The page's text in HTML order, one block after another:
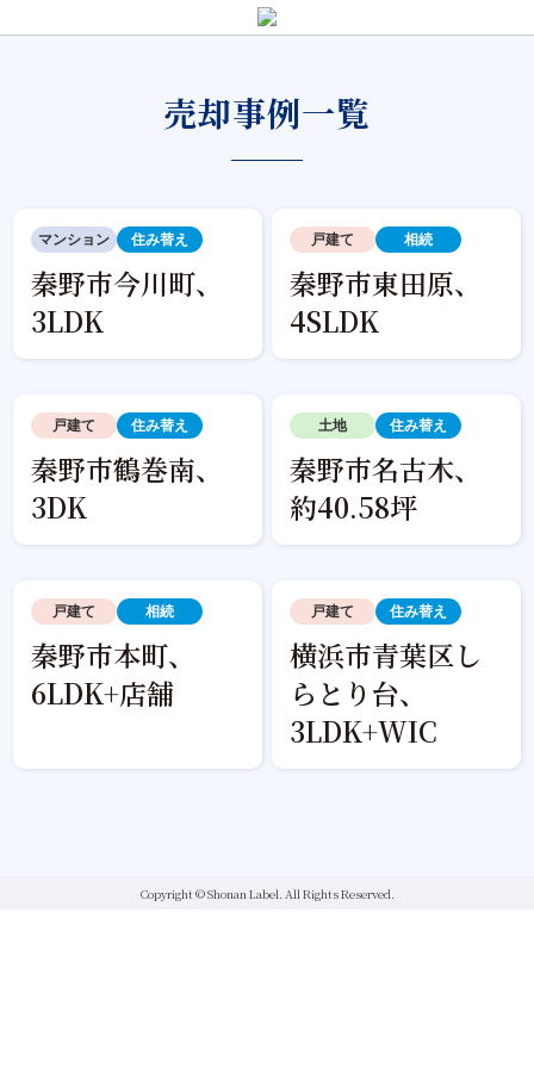
売却事例一覧
マンション 住み替え
秦野市今川町、
3LDK
戸建て 相続
秦野市東田原、
4SLDK
戸建て 住み替え
秦野市鶴巻南、
3DK
土地 住み替え
秦野市名古木、
約40.58坪
戸建て 相続
秦野市本町、
6LDK+店舗
戸建て 住み替え
横浜市青葉区し
らとり台、
3LDK+WIC
Copyright © Shonan Label. All Rights Reserved.